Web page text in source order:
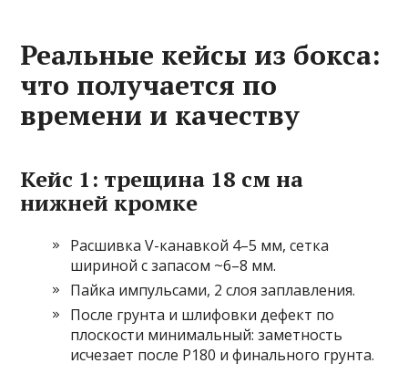
Реальные кейсы из бокса:
что получается по
времени и качеству
Кейс 1: трещина 18 см на
нижней кромке
Расшивка V-канавкой 4–5 мм, сетка
шириной с запасом ~6–8 мм.
Пайка импульсами, 2 слоя заплавления.
После грунта и шлифовки дефект по
плоскости минимальный: заметность
исчезает после P180 и финального грунта.